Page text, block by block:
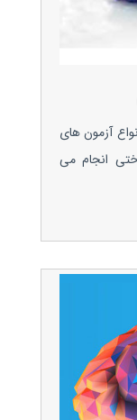
آزمون های
انجام می